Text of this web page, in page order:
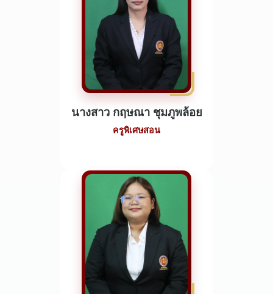
นางสาว กฤษณา ชุมภูพล้อย
ครูพิเศษสอน